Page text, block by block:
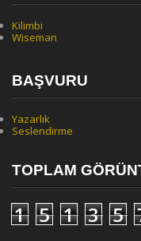
Kilimbi
Wiseman
BAŞVURU
Yazarlık
Seslendirme
TOPLAM
1 5 1 3 5